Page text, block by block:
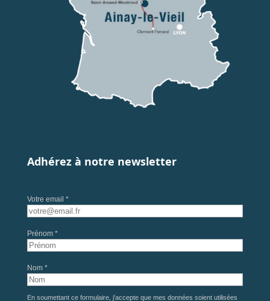
Adhérez à notre newsletter
Votre email *
Prénom *
Nom *
En soumettant ce formulaire, j'accepte que mes données soient utilisées